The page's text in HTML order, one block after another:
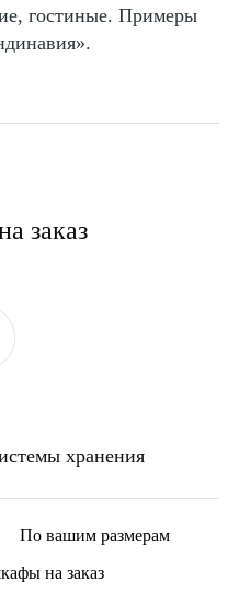
гостиные. Примеры
заказ
хранения
По вашим размерам
на заказ